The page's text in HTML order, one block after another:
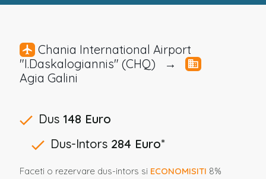
Chania International Airport
"I.Daskalogiannis" (CHQ) →
Agia Galini
Dus 148 Euro
Dus-Intors 284 Euro*
Faceti o rezervare dus-intors si ECONOMISITI 8%